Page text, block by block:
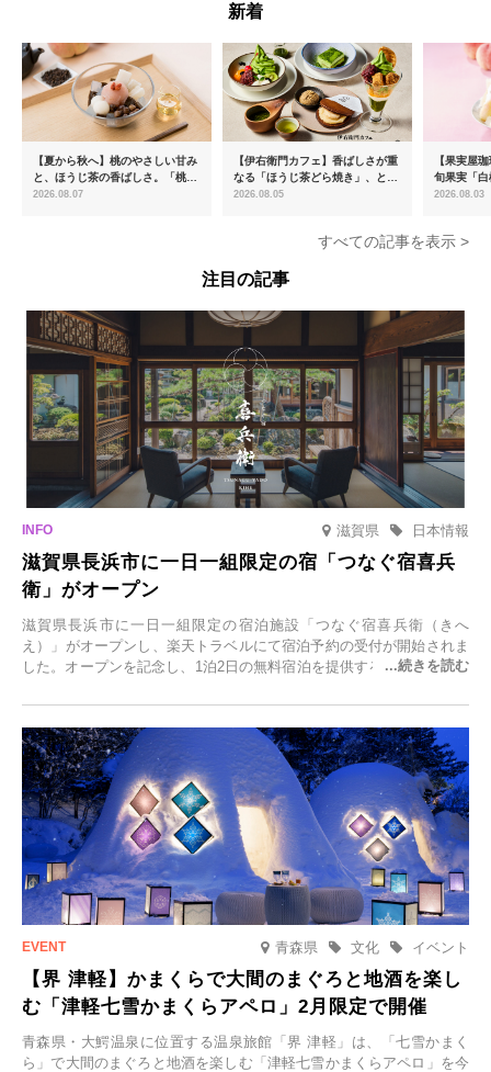
新着
【夏から秋へ】桃のやさしい甘み
と、ほうじ茶の香ばしさ。「桃と
ほうじ茶のあんみつ」を8月中旬
2026.08.07
【伊右衛門カフェ】香ばしさが重
なる「ほうじ茶どら焼き」、とろ
ける「宇治抹茶ティラミス」が新
2026.08.05
【果実屋
旬果実「
限定販売
2026.08.03
すべての記事を表示 >
注目の記事
滋賀県 日本情報
滋賀県長浜市に一日一組限定の宿「つなぐ宿喜兵
衛」がオープン
滋賀県長浜市に一日一組限定の宿泊施設「つなぐ宿喜兵衛（きへ
え）」がオープンし、楽天トラベルにて宿泊予約の受付が開始されま
した。オープンを記念し、1泊2日の無料宿泊を提供するキャンペーン
一組限定の宿だからこそ叶う、大切な人との特別な時間を体験いただ
けます。
青森県 イベント
文化
【界 津軽】かまくらで大間のまぐろと地酒を楽し
む「津軽七雪かまくらアペロ」2月限定で開催
青森県・大鰐温泉に位置する温泉旅館「界 津軽」は、「七雪かまく
ら」で大間のまぐろと地酒を楽しむ「津軽七雪かまくらアペロ」を今